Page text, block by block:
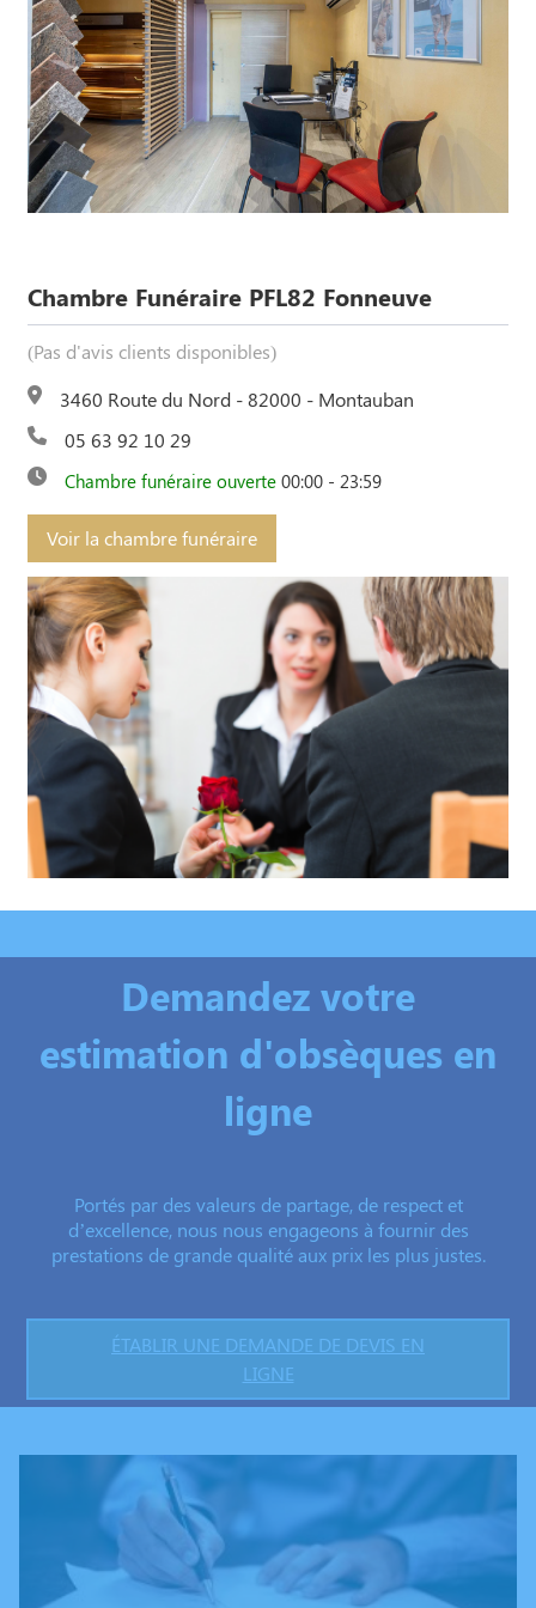
Chambre Funéraire PFL82 Fonneuve
(Pas d'avis clients disponibles)
3460 Route du Nord - 82000 - Montauban
05 63 92 10 29
Chambre funéraire ouverte 00:00 - 23:59
Voir la chambre funéraire
Demandez votre
estimation d'obsèques en
ligne
Portés par des valeurs de partage, de respect et
d’excellence, nous nous engageons à fournir des
prestations de grande qualité aux prix les plus justes.
ÉTABLIR UNE DEMANDE DE DEVIS EN
LIGNE